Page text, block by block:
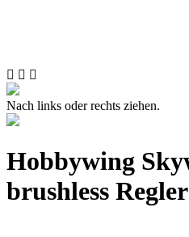
Nach links oder rechts ziehen.
Hobbywing
brushless